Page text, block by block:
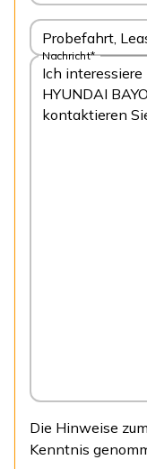
Probefahrt,
Nachricht*
Die Hinweise zum
Kenntnis